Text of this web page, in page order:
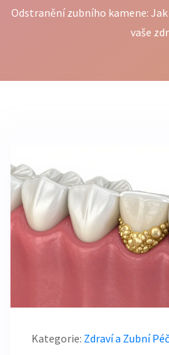
Odstranění zubního kamene:
vaše
Kategorie: Zdraví a Zubní